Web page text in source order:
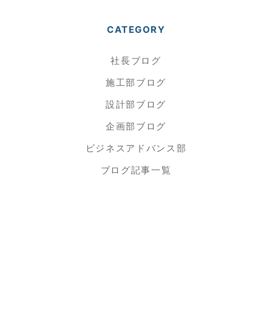
CATEGORY
社長ブログ
施工部ブログ
設計部ブログ
企画部ブログ
ビジネスアドバンス部
ブログ記事一覧